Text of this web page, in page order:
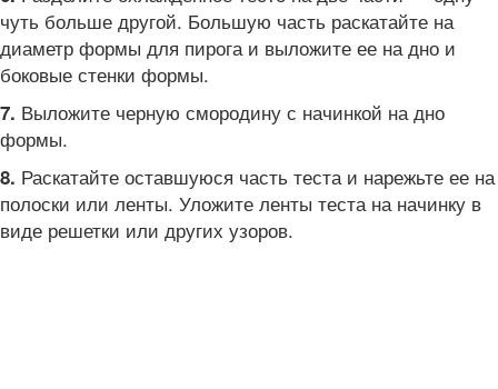
чуть больше другой. Большую часть раскатайте на
диаметр формы для пирога и выложите ее на дно и
боковые стенки формы.
7. Выложите черную смородину с начинкой на дно
формы.
8. Раскатайте оставшуюся часть теста и нарежьте ее на
полоски или ленты. Уложите ленты теста на начинку в
виде решетки или других узоров.